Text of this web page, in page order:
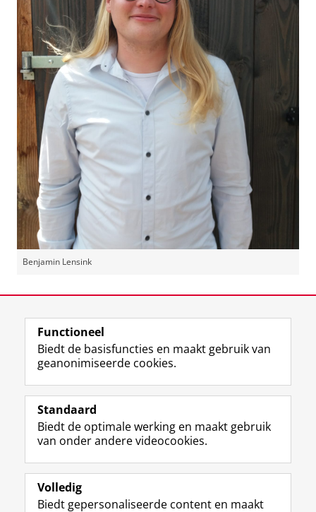
Benjamin Lensink
View this page in:English
Volg de RUG
F
a
e
b
o
p
L
i
k
e
I
-
R
S
-
f
e
R
I
n
t
r
m
Y
o
T
e
k
Studiekiezers
Alumni
Functioneel
Biedt de basisfuncties en maakt gebruik van
geanonimiseerde cookies.
Standaard
Biedt de optimale werking en maakt gebruik
van onder andere videocookies.
Volledig
Biedt gepersonaliseerde content en maakt